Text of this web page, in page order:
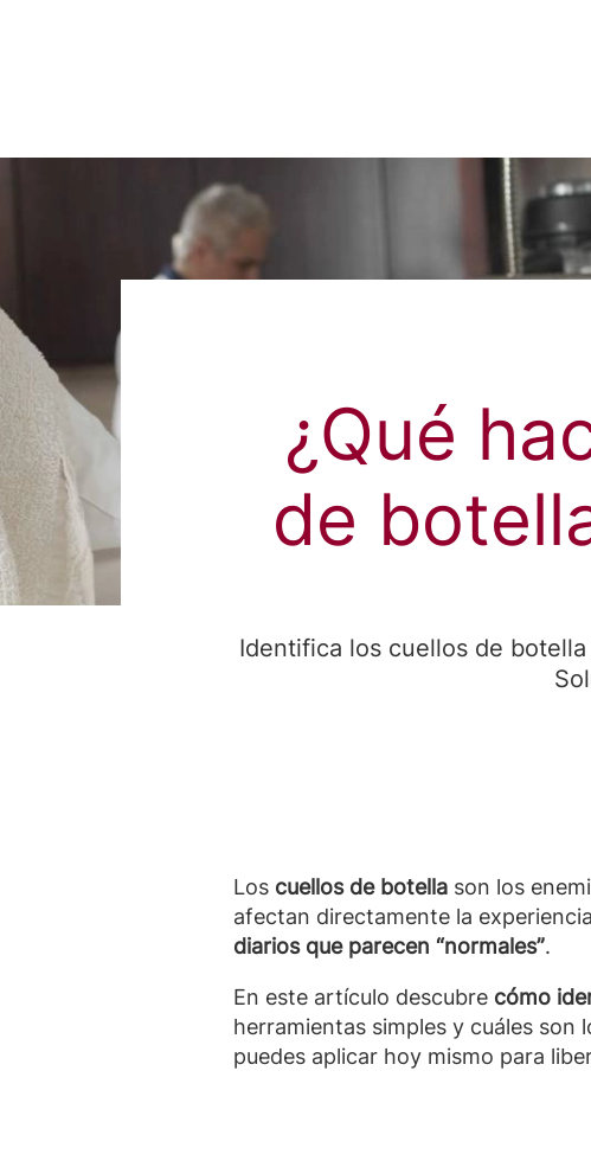
¿Qué
de
Identifica los cuellos de
Los cuellos de botella son los
afectan directamente la
diarios que parecen “normales”.
En este artículo descubre cómo
herramientas simples y cuáles son
puedes aplicar hoy mismo para